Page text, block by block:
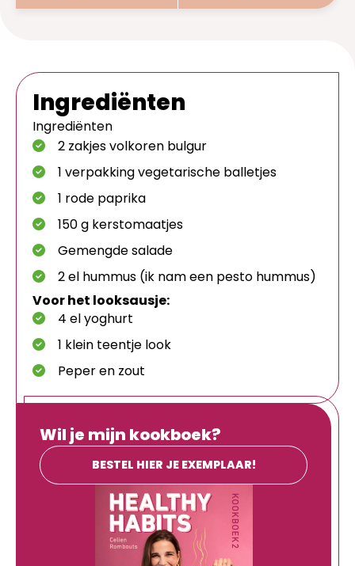
Ingrediënten
Ingrediënten
2 zakjes volkoren bulgur
1 verpakking vegetarische balletjes
1 rode paprika
150 g kerstomaatjes
Gemengde salade
2 el hummus (ik nam een pesto hummus)
Voor het looksausje:
4 el yoghurt
1 klein teentje look
Peper en zout
Wil je mijn kookboek?
BESTEL HIER JE EXEMPLAAR!